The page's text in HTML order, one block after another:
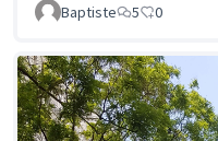
Baptiste 5 0